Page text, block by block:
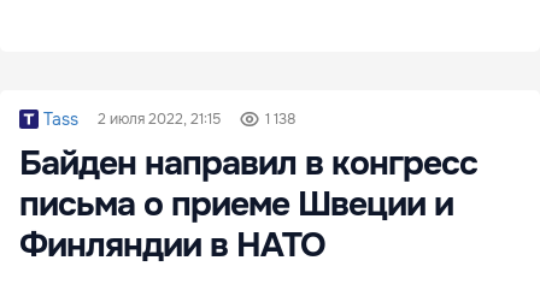
Tass 2 июля 2022, 21:15 1 138
Байден направил в конгресс
письма о приеме Швеции и
Финляндии в НАТО